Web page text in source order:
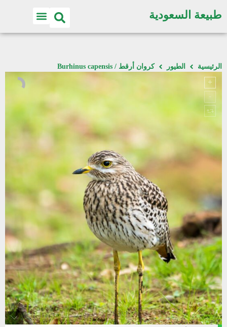
طبيعة السعودية
الرئيسية الطيور كروان أرقط / Burhinus capensis